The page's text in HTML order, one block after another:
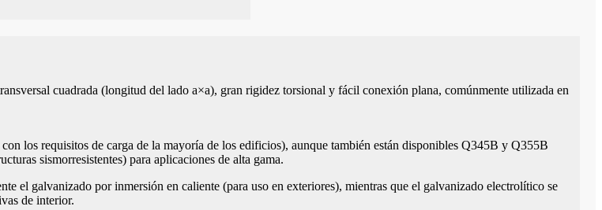
cuadrada (longitud del lado a×a), gran rigidez torsional y fácil conexión plana, comúnmente utilizada en
los requisitos de carga de la mayoría de los edificios), aunque también están disponibles Q345B y Q355B
sismorresistentes) para aplicaciones de alta gama.
el galvanizado por inmersión en caliente (para uso en exteriores), mientras que el galvanizado electrolítico se
de interior.